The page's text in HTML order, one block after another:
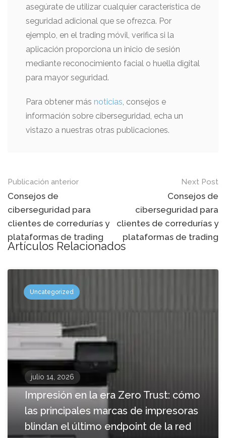
asegúrate de utilizar cualquier característica de
seguridad adicional que se ofrezca. Por
ejemplo, en el trading móvil, verifica si la
aplicación proporciona un inicio de sesión
mediante reconocimiento facial o huella digital
para mayor seguridad.
Para obtener más noticias, consejos e
información sobre ciberseguridad, echa un
vistazo a nuestras otras publicaciones.
Mensaje
de
navegación
Publicación anterior
Consejos de
ciberseguridad para
clientes de corredurías y
plataformas de trading
Next Post
Consejos de
ciberseguridad para
clientes de corredurías y
plataformas de trading
Artículos Relacionados
Uncategorized
julio 14, 2026
Impresión en la era Zero Trust: cómo
las principales marcas de impresoras
blindan el último endpoint de la red